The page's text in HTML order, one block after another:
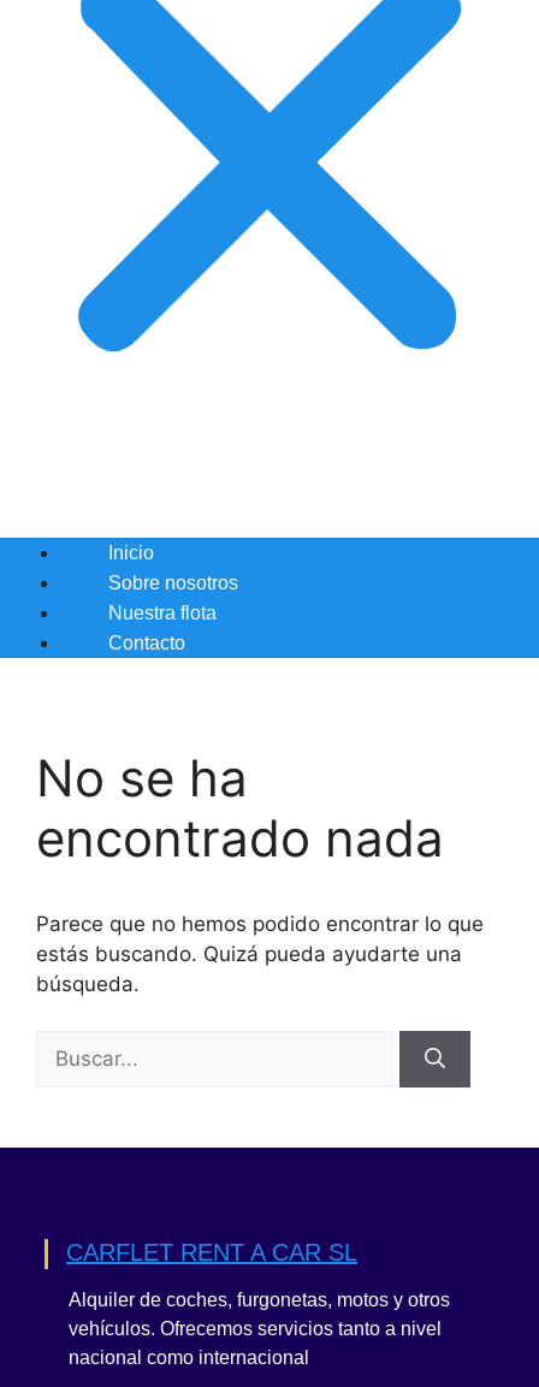
Inicio
Sobre nosotros
Nuestra flota
Contacto
No se ha
encontrado nada
Parece que no hemos podido encontrar lo que
estás buscando. Quizá pueda ayudarte una
búsqueda.
CARFLET RENT A CAR SL
Alquiler de coches, furgonetas, motos y otros
vehículos. Ofrecemos servicios tanto a nivel
nacional como internacional